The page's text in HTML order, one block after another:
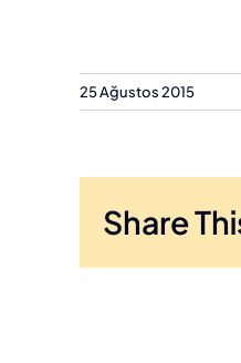
25 Ağustos 2015
Share